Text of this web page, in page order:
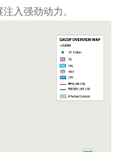
入强劲动力。